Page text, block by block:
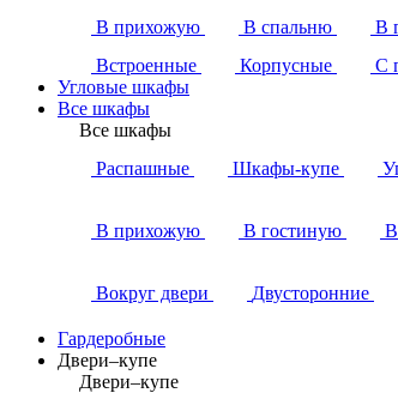
В прихожую
В спальню В
Встроенные
Корпусные С
Угловые шкафы
Все шкафы
Все шкафы
Распашные
Шкафы-купе
В прихожую В гостиную
Вокруг двери Двусторонние
Гардеробные
Двери–купе
Двери–купе